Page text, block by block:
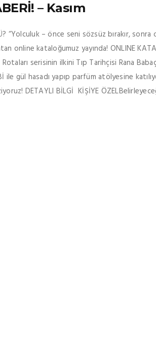
– Kasım
“Yolculuk – önce seni sözsüz bırakır, sonra
online kataloğumuz yayında! ONLINE
serisinin ilkini Tıp Tarihçisi Rana
ile gül hasadı yapıp parfüm atölyesine
DETAYLI BİLGİ KİŞİYE ÖZEL